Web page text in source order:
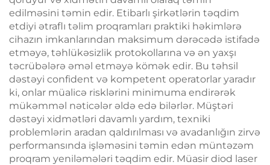
edilməsini təmin edir. Etibarlı şirkətlərin təqdim
etdiyi ətraflı təlim proqramları praktiki həkimlərə
cihazın imkanlarından maksimum dərəcədə istifadə
etməyə, təhlükəsizlik protokollarına və ən yaxşı
təcrübələrə əməl etməyə kömək edir. Bu təhsil
dəstəyi confident və kompetent operatorlar yaradır
ki, onlar müalicə risklərini minimuma endirərək
mükəmməl nəticələr əldə edə bilərlər. Müştəri
dəstəyi xidmətləri davamlı yardım, texniki
problemlərin aradan qaldırılması və avadanlığın zirvə
performansında işləməsini təmin edən müntəzəm
proqram yeniləmələri təqdim edir. Müasir diod laser